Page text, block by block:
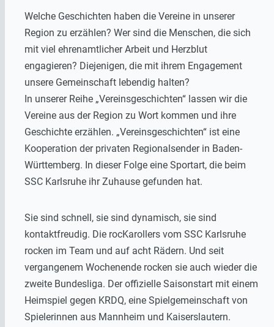
Welche Geschichten haben die Vereine in unserer
Region zu erzählen? Wer sind die Menschen, die sich
mit viel ehrenamtlicher Arbeit und Herzblut
engagieren? Diejenigen, die mit ihrem Engagement
unsere Gemeinschaft lebendig halten?
In unserer Reihe „Vereinsgeschichten“ lassen wir die
Vereine aus der Region zu Wort kommen und ihre
Geschichte erzählen. „Vereinsgeschichten“ ist eine
Kooperation der privaten Regionalsender in Baden-
Württemberg. In dieser Folge eine Sportart, die beim
SSC Karlsruhe ihr Zuhause gefunden hat.
Sie sind schnell, sie sind dynamisch, sie sind
kontaktfreudig. Die rocKarollers vom SSC Karlsruhe
rocken im Team und auf acht Rädern. Und seit
vergangenem Wochenende rocken sie auch wieder die
zweite Bundesliga. Der offizielle Saisonstart mit einem
Heimspiel gegen KRDQ, eine Spielgemeinschaft von
Spielerinnen aus Mannheim und Kaiserslautern.